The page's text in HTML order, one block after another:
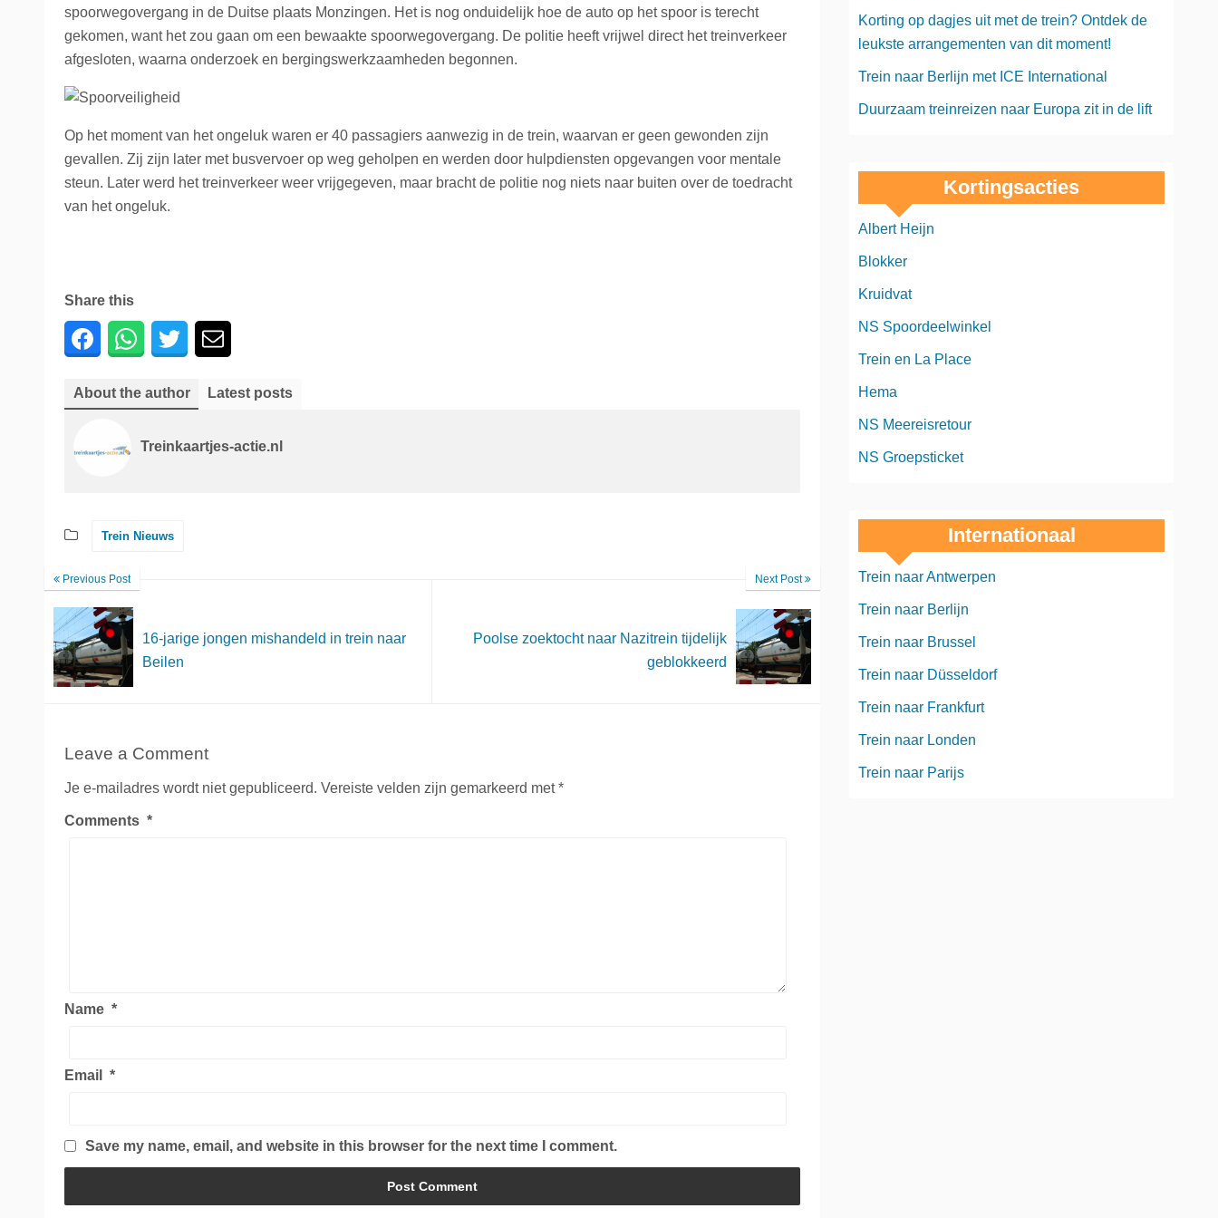
La Place Trein naar Oostenrijk
Polen
spoorwegovergang in de Duitse plaats Monzingen. Het is nog onduidelijk hoe de auto op het spoor is terecht
gekomen, want het zou gaan om een bewaakte spoorwegovergang. De politie heeft vrijwel direct het treinverkeer
afgesloten, waarna onderzoek en bergingswerkzaamheden begonnen.
Op het moment van het ongeluk waren er 40 passagiers aanwezig in de trein, waarvan er geen gewonden zijn
gevallen. Zij zijn later met busvervoer op weg geholpen en werden door hulpdiensten opgevangen voor mentale
steun. Later werd het treinverkeer weer vrijgegeven, maar bracht de politie nog niets naar buiten over de toedracht
van het ongeluk.
Share this
About the author Latest posts
Treinkaartjes-actie.nl
Trein Nieuws
Previous Post
16-jarige jongen mishandeld in trein naar
Beilen
Next Post
Poolse zoektocht naar Nazitrein tijdelijk
geblokkeerd
Leave a Comment
Je e-mailadres wordt niet gepubliceerd. Vereiste velden zijn gemarkeerd met*
Comments *
Name *
Email *
Save my name, email, and website in this browser for the next time I comment.
Korting op dagjes uit met de trein? Ontdek de
leukste arrangementen van dit moment!
Trein naar Berlijn met ICE International
Duurzaam treinreizen naar Europa zit in de lift
Kortingsacties
Albert Heijn
Blokker
Kruidvat
NS Spoordeelwinkel
Trein en La Place
Hema
NS Meereisretour
NS Groepsticket
Internationaal
Trein naar Antwerpen
Trein naar Berlijn
Trein naar Brussel
Trein naar Düsseldorf
Trein naar Frankfurt
Trein naar Londen
Trein naar Parijs